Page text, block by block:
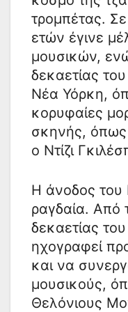
τρομπέτας. Σε
ετών έγινε
μουσικών,
δεκαετίας
Νέα Υόρκη,
κορυφαίες
σκηνής, όπως
ο Ντίζι
Η άνοδος του
ραγδαία. Από
δεκαετίας
ηχογραφεί
και να
μουσικούς,
Θελόνιους